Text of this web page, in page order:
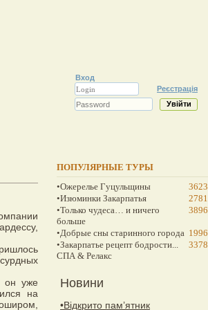
Вход
Реєстрація
он уже
на
ПОПУЛЯРНЫЕ ТУРЫ
•Ожерелье Гуцульщины
3623
•Изюминки Закарпатья
2781
•Только чудеса… и ничего
больше
3896
•Добрые сны старинного города 1996
•Закарпатье рецепт бодрости...
СПА & Релакс
3378
Новини
•Відкрито пам’ятник